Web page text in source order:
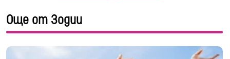
Още от Зодии